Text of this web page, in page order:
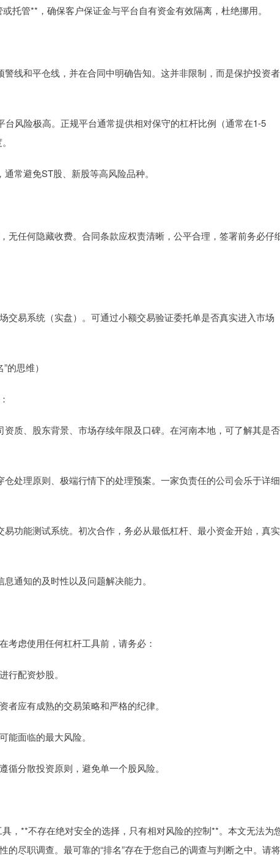
托管**，确保客户保证金与平台自有资金有效隔离，杜绝挪用。
线和平仓线，并在合同中明确告知。这并非限制，而是保护投资
风险极高。正规平台通常提供相对保守的杠杆比例（通常在1-5
常避免ST股、新股等高风险品种。
无任何隐藏收费。合同条款应权责清晰，公平合理，签署前务必仔
交易系统（实盘）。可通过小额交易验证委托单是否真实进入市场
的思维）
质、股东背景、市场存续年限及口碑。在河南本地，可了解其是
处理原则、极端行情下的处理预案。一家负责任的公司会乐于详
功能测试系统。初次合作，务必从最低杠杆、最小资金开始，真
通知的及时性以及问题解决能力。
考虑使用任何杠杆工具前，请务必：
行配资炒股。
应有成熟的交易策略和严格的纪律。
面临的最大风险。
分散投资原则，避免单一个股风险。
，**不存在绝对安全的选择，只有相对风险的控制**。本文无法为
的尽职调查。最可靠的“排名”存在于您自己的调查与判断之中。请